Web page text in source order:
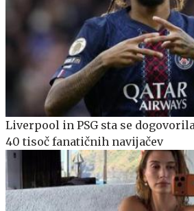
Liverpool in PSG sta se
40 tisoč fanatičnih navijačev